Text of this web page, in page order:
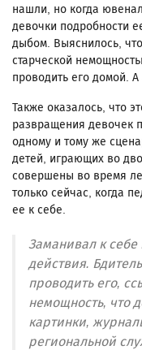
нашли, но когда
девочки подробности
дыбом. Выяснилось,
старческой
проводить его домой.
Также оказалось, что
развращения девочек
одному и тому же
детей, играющих во
совершены во время
только сейчас, когда
ее к себе.
Заманивал к
действия.
проводить его,
немощность, что
картинки,
региональной